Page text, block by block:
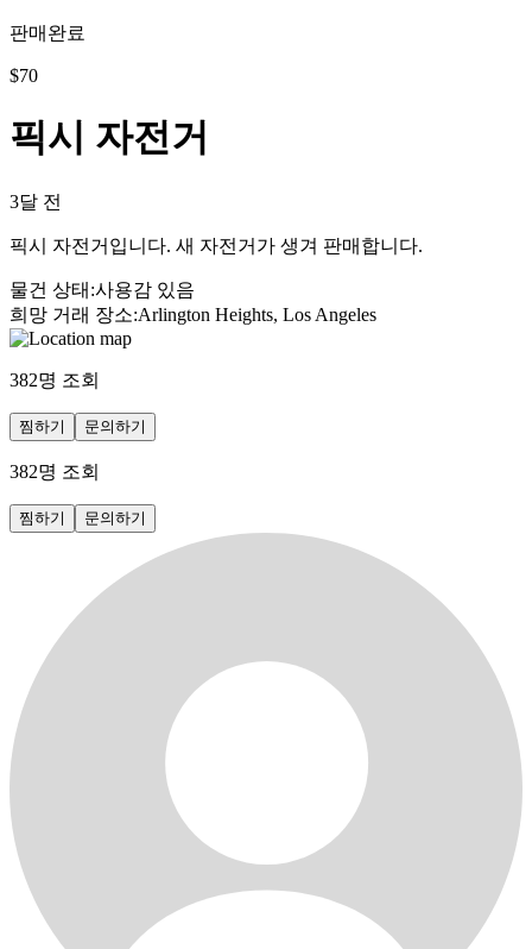
판매완료
$70
픽시 자전거
3달 전
픽시 자전거입니다. 새 자전거가 생겨 판매합니다.
물건 상태 :사용감 있음
희망 거래 장소:Arlington Heights, Los Angeles
382명 조회
찜하기 문의하기
382명 조회
찜하기 문의하기